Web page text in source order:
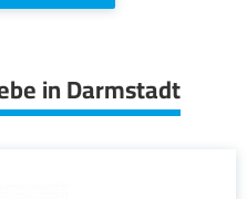
in Darmstadt